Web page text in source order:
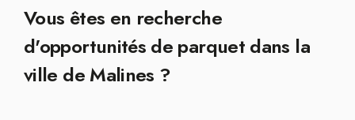
Vous êtes en recherche
d'opportunités de parquet dans la
ville de Malines ?